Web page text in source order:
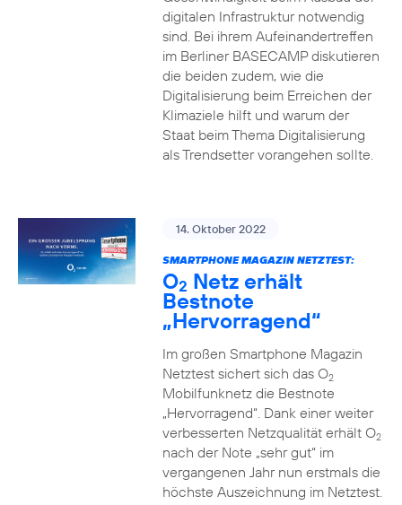
digitalen Infrastruktur notwendig
sind. Bei ihrem Aufeinandertreffen
im Berliner BASECAMP diskutieren
die beiden zudem, wie die
Digitalisierung beim Erreichen der
Klimaziele hilft und warum der
Staat beim Thema Digitalisierung
als Trendsetter vorangehen sollte.
14. Oktober 2022
SMARTPHONE MAGAZIN NETZTEST:
O2 Netz erhält
Bestnote
„Hervorragend“
Im großen Smartphone Magazin
Netztest sichert sich das O2
Mobilfunknetz die Bestnote
„Hervorragend“. Dank einer weiter
verbesserten Netzqualität erhält O2
nach der Note „sehr gut“ im
vergangenen Jahr nun erstmals die
höchste Auszeichnung im Netztest.